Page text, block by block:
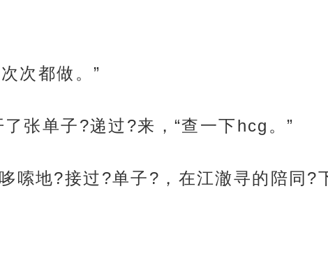
次都做。”
张单子?递过?来，“查一下hcg。”
嗦地?接过?单子?，在江澈寻的陪同?